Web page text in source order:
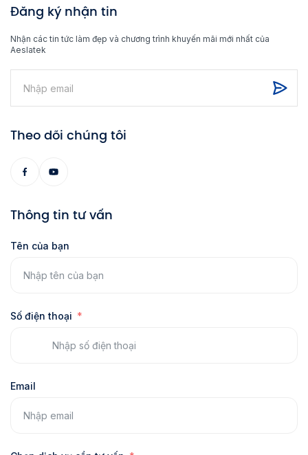
Đăng ký nhận tin
Nhận các tin tức làm đẹp và chương trình khuyến mãi mới nhất của
Aeslatek
Theo dõi chúng tôi
Thông tin tư vấn
Tên của bạn
Số điện thoại
Email